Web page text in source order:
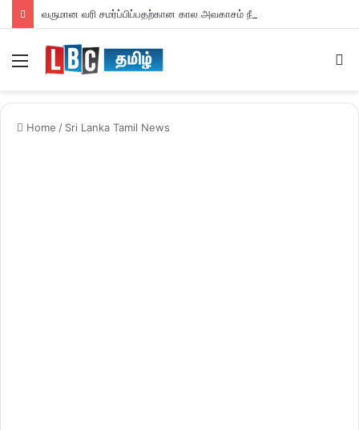
வருமான வரி சமர்ப்பிப்பதற்கான கால அவகாசம் நீடிப்பு
Home / Sri Lanka Tamil News